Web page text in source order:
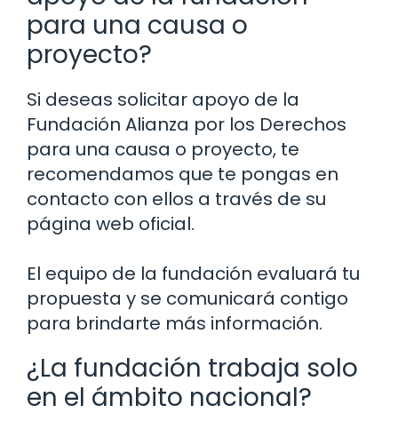
para una causa o
proyecto?
Si deseas solicitar apoyo de la
Fundación Alianza por los Derechos
para una causa o proyecto, te
recomendamos que te pongas en
contacto con ellos a través de su
página web oficial.
El equipo de la fundación evaluará tu
propuesta y se comunicará contigo
para brindarte más información.
¿La fundación trabaja solo
en el ámbito nacional?